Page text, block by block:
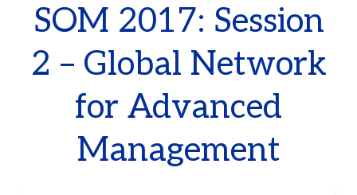
SOM 2017: Session
2 – Global Network
for Advanced
Management